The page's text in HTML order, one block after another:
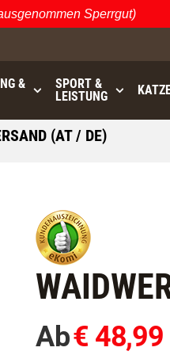
Sperrgut)
&
SPORT &
LEISTUNG
(AT / DE)
Ab€ 48,99